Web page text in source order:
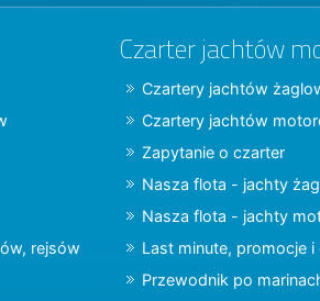
rejsów
Czarter jachtów
Czartery jachtów
Czartery jachtów
Zapytanie o czarter
Nasza flota - jachty
Nasza flota - jachty
Last minute, promocje
Przewodnik po